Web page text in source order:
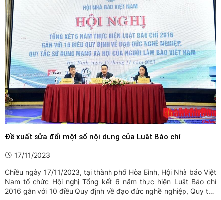
Đề xuất sửa đổi một số nội dung của Luật Báo chí
17/11/2023
Chiều ngày 17/11/2023, tại thành phố Hòa Bình, Hội Nhà báo Việt
Nam tổ chức Hội nghị Tổng kết 6 năm thực hiện Luật Báo chí
2016 gắn với 10 điều Quy định về đạo đức nghề nghiệp, Quy tắc